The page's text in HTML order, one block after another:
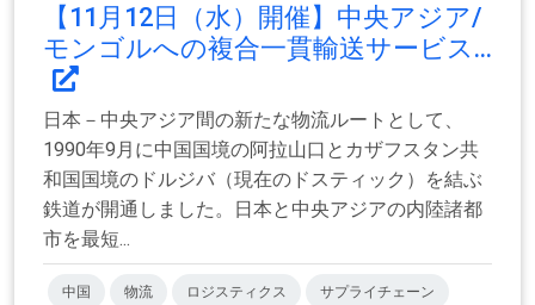
【11月12日（水）開催】中央アジア/
モンゴルへの複合一貫輸送サービス...
日本－中央アジア間の新たな物流ルートとして、
1990年9月に中国国境の阿拉山口とカザフスタン共
和国国境のドルジバ（現在のドスティック）を結ぶ
鉄道が開通しました。日本と中央アジアの内陸諸都
市を最短...
中国 物流 ロジスティクス サプライチェーン